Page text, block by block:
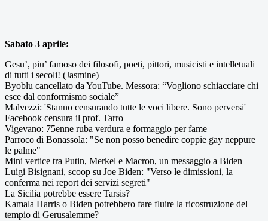
Sabato 3 aprile:
Gesu’, piu’ famoso dei filosofi, poeti, pittori, musicisti e intelletuali
di tutti i secoli! (Jasmine)
Byoblu cancellato da YouTube. Messora: “Vogliono schiacciare chi
esce dal conformismo sociale”
Malvezzi: 'Stanno censurando tutte le voci libere. Sono perversi'
Facebook censura il prof. Tarro
Vigevano: 75enne ruba verdura e formaggio per fame
Parroco di Bonassola: "Se non posso benedire coppie gay neppure
le palme"
Mini vertice tra Putin, Merkel e Macron, un messaggio a Biden
Luigi Bisignani, scoop su Joe Biden: "Verso le dimissioni, la
conferma nei report dei servizi segreti"
La Sicilia potrebbe essere Tarsis?
Kamala Harris o Biden potrebbero fare fluire la ricostruzione del
tempio di Gerusalemme?